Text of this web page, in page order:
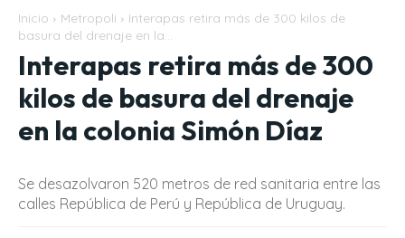
Inicio Metropoli
Interapas retira más de 300 kilos de
basura del drenaje en la...
Interapas retira más de 300
kilos de basura del drenaje
en la colonia Simón Díaz
Se desazolvaron 520 metros de red sanitaria entre las
calles República de Perú y República de Uruguay.